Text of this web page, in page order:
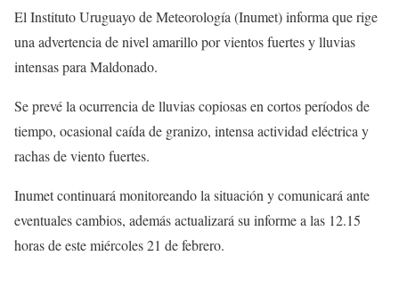
El Instituto Uruguayo de Meteorología (Inumet) informa que rige
una advertencia de nivel amarillo por vientos fuertes y lluvias
intensas para Maldonado.
Se prevé la ocurrencia de lluvias copiosas en cortos períodos de
tiempo, ocasional caída de granizo, intensa actividad eléctrica y
rachas de viento fuertes.
Inumet continuará monitoreando la situación y comunicará ante
eventuales cambios, además actualizará su informe a las 12.15
horas de este miércoles 21 de febrero.